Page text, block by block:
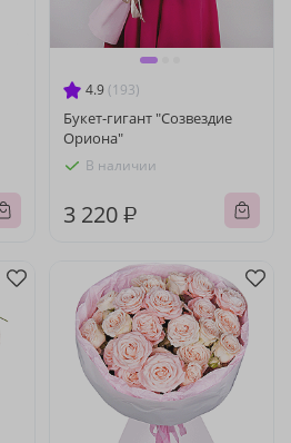
4.9 (193)
Букет-гигант "Созвездие
Ориона"
В наличии
3 220 ₽